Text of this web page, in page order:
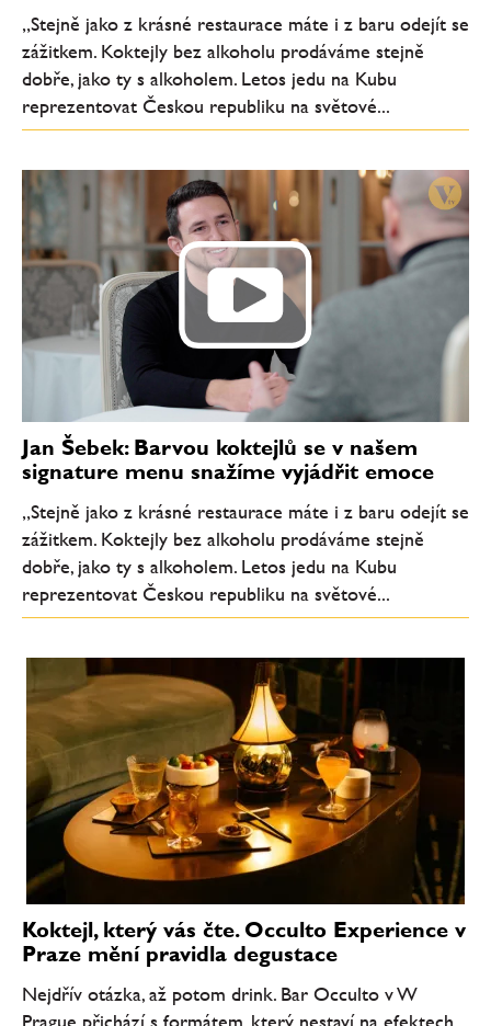
„Stejně jako z krásné restaurace máte i z baru odejít se
zážitkem. Koktejly bez alkoholu prodáváme stejně
dobře, jako ty s alkoholem. Letos jedu na Kubu
reprezentovat Českou republiku na světové...
Jan Šebek: Barvou koktejlů se v našem
signature menu snažíme vyjádřit emoce
„Stejně jako z krásné restaurace máte i z baru odejít se
zážitkem. Koktejly bez alkoholu prodáváme stejně
dobře, jako ty s alkoholem. Letos jedu na Kubu
reprezentovat Českou republiku na světové...
Koktejl, který vás čte. Occulto Experience v
Praze mění pravidla degustace
Nejdřív otázka, až potom drink. Bar Occulto v W
Prague přichází s formátem, který nestaví na efektech,